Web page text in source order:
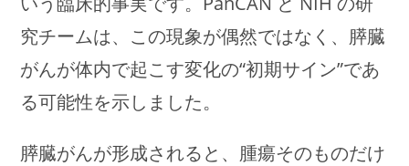
究チームは、この現象が偶然ではなく、膵臓
がんが体内で起こす変化の“初期サイン”であ
る可能性を示しました。
膵臓がんが形成されると、腫瘍そのものだけ